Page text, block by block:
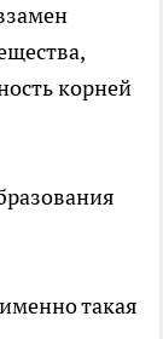
корней
такая